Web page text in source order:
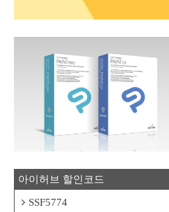
아이허브 할인코드
SSF5774